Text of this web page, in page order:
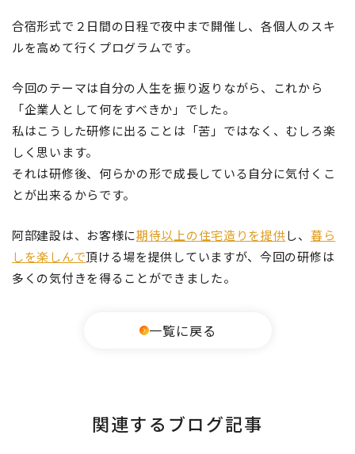
合宿形式で２日間の日程で夜中まで開催し、各個人のスキ
ルを高めて行くプログラムです。
今回のテーマは自分の人生を振り返りながら、これから
「企業人として何をすべきか」でした。
私はこうした研修に出ることは「苦」ではなく、むしろ楽
しく思います。
それは研修後、何らかの形で成長している自分に気付くこ
とが出来るからです。
阿部建設は、お客様に期待以上の住宅造りを提供し、 暮ら
しを楽しんで頂ける場を提供していますが、今回の研修は
多くの気付きを得ることができました。
一覧に戻る
関連するブログ記事